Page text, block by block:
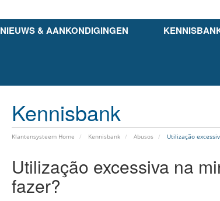
NIEUWS & AANKONDIGINGEN
Kennisbank
Klantensysteem Home Kennisbank Abusos Utilização
Utilização excessiva na
fazer?